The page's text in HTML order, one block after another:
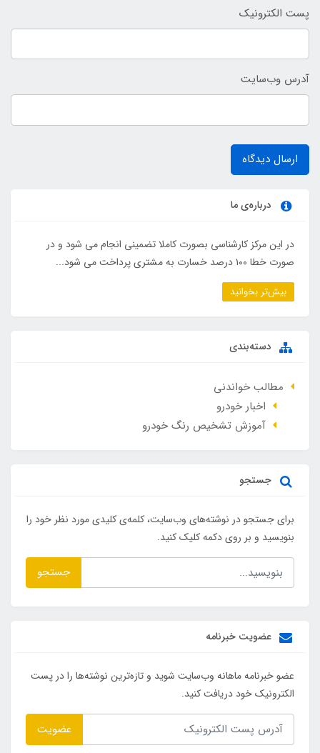
پست الکترونیک
آدرس وب‌سایت
ارسال دیدگاه
درباره‌ی ما
در این مرکز کارشناسی بصورت کاملا تضمینی انجام می شود و در
صورت خطا ۱۰۰ درصد خسارت به مشتری پرداخت می شود...
بیش‌تر بخوانید
دسته‌بندی
مطالب خواندنی
اخبار خودرو
آموزش تشخیص رنگ خودرو
جستجو
برای جستجو در نوشته‌های وب‌سایت، کلمه‌ی کلیدی مورد نظر خود را
بنویسید و بر روی دکمه کلیک کنید.
جستجو
عضویت خبرنامه
عضو خبرنامه ماهانه وب‌سایت شوید و تازه‌ترین نوشته‌ها را در پست
الکترونیک خود دریافت کنید.
عضویت